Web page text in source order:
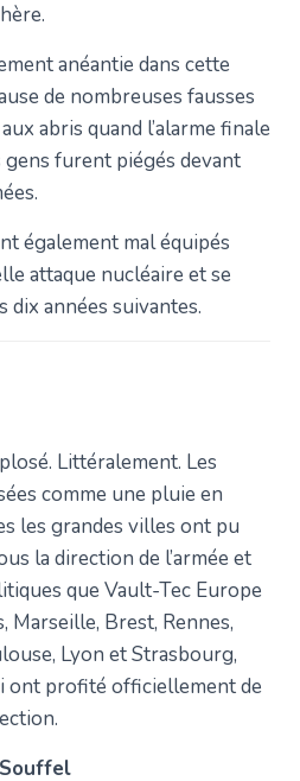
anéantie dans cette
de nombreuses fausses
abris quand l’alarme finale
furent piégés devant
également mal équipés
attaque nucléaire et se
dix années suivantes.
Littéralement. Les
comme une pluie en
les grandes villes ont pu
la direction de l’armée et
que Vault-Tec Europe
Marseille, Brest, Rennes,
Lyon et Strasbourg,
ont profité officiellement de